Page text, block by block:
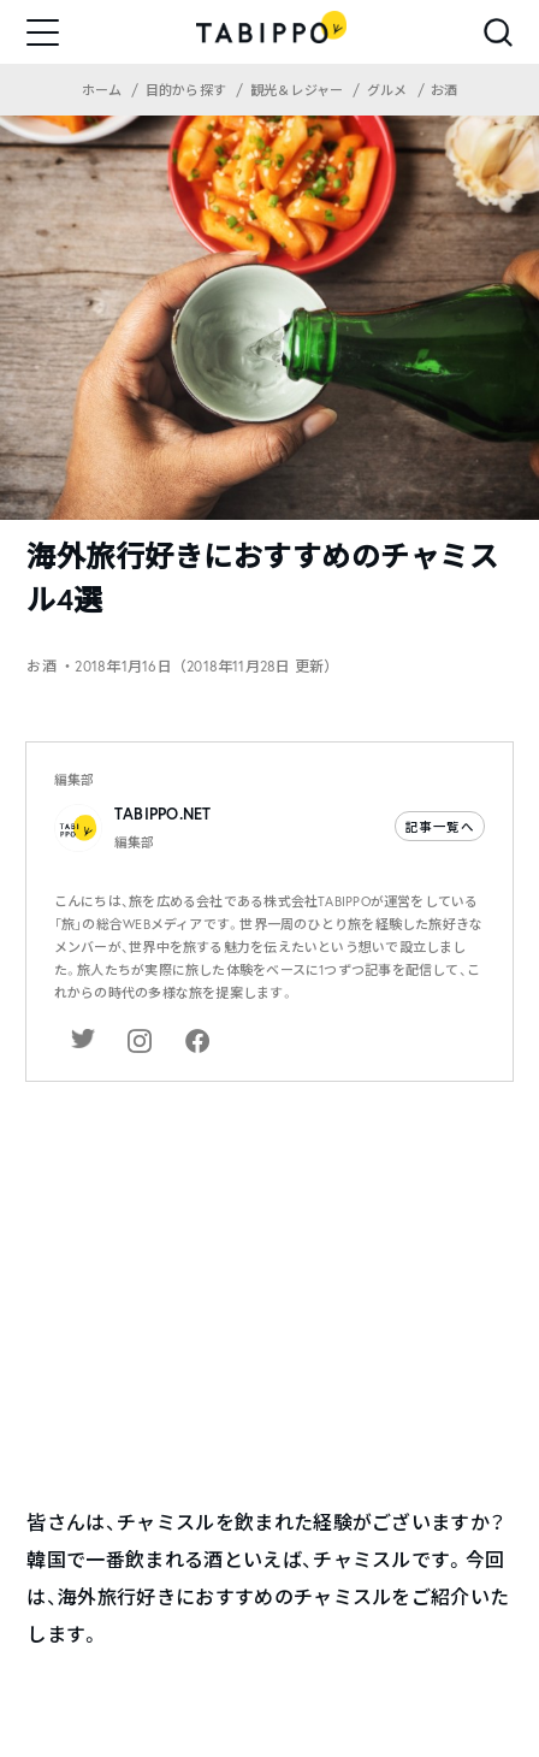
ホーム 目的から探す 観光＆レジャー グルメ お酒
海外旅行好きにおすすめのチャミス
ル4選
お酒 ・2018年1月16日（2018年11月28日 更新）
編集部
TABIPPO.NET
編集部
記事一覧へ
こんにちは、旅を広める会社である株式会社TABIPPOが運営をしている
「旅」の総合WEBメディアです。世界一周のひとり旅を経験した旅好きな
メンバーが、世界中を旅する魅力を伝えたいという想いで設立しまし
た。旅人たちが実際に旅した体験をベースに1つずつ記事を配信して、こ
れからの時代の多様な旅を提案します。
皆さんは、チャミスルを飲まれた経験がございますか？
韓国で一番飲まれる酒といえば、チャミスルです。今回
は、海外旅行好きにおすすめのチャミスルをご紹介いた
します。